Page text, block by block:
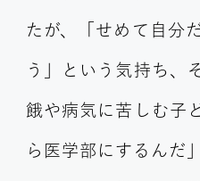
たが、「せめて自分
う」という気持ち、
餓や病気に苦しむ子
ら医学部にするんだ